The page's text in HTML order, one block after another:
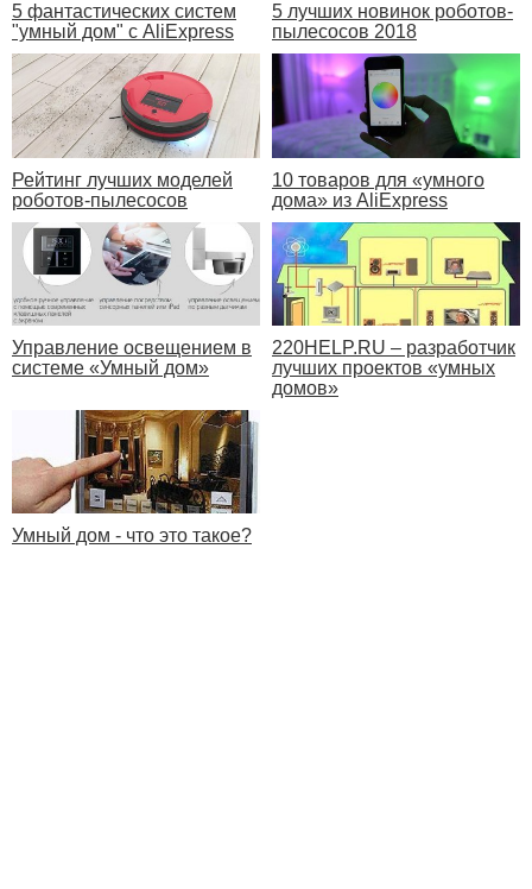
5 фантастических систем
"умный дом" с AliExpress
5 лучших новинок роботов-
пылесосов 2018
Рейтинг лучших моделей
роботов-пылесосов
10 товаров для «умного
дома» из AliExpress
Управление освещением в
системе «Умный дом»
220HELP.RU – разработчик
лучших проектов «умных
домов»
Умный дом - что это такое?